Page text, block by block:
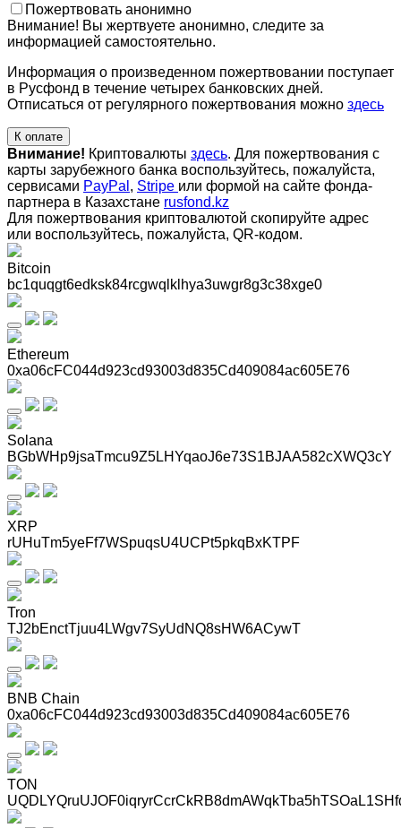
Пожертвовать анонимно
Внимание! Вы жертвуете анонимно, следите за
информацией самостоятельно.
Информация о произведенном пожертвовании поступает
в Русфонд в течение четырех банковских дней.
Отписаться от регулярного пожертвования можно здесь
К оплате
Внимание! Криптовалюты здесь. Для пожертвования с
карты зарубежного банка воспользуйтесь, пожалуйста,
сервисами PayPal , Stripe или формой на сайте фонда-
партнера в Казахстане rusfond.kz
Для пожертвования криптовалютой скопируйте адрес
или воспользуйтесь, пожалуйста, QR-кодом.
Bitcoin
bc1quqgt6edksk84rcgwqlklhya3uwgr8g3c38xge0
Ethereum
0xa06cFC044d923cd93003d835Cd409084ac605E76
Solana
BGbWHp9jsaTmcu9Z5LHYqaoJ6e73S1BJAA582cXWQ3cY
XRP
rUHuTm5yeFf7WSpuqsU4UCPt5pkqBxKTPF
Tron
TJ2bEnctTjuu4LWgv7SyUdNQ8sHW6ACywT
BNB Chain
0xa06cFC044d923cd93003d835Cd409084ac605E76
TON